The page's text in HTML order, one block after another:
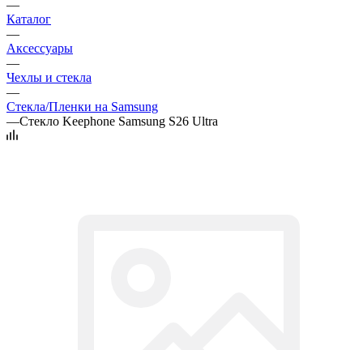
—
Каталог
—
Аксессуары
—
Чехлы и стекла
—
Стекла/Пленки на Samsung
—Стекло Keephone Samsung S26 Ultra